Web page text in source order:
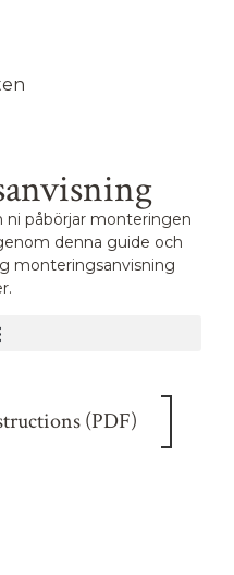
ni påbörjar monteringen
denna guide och
monteringsanvisning
(PDF)